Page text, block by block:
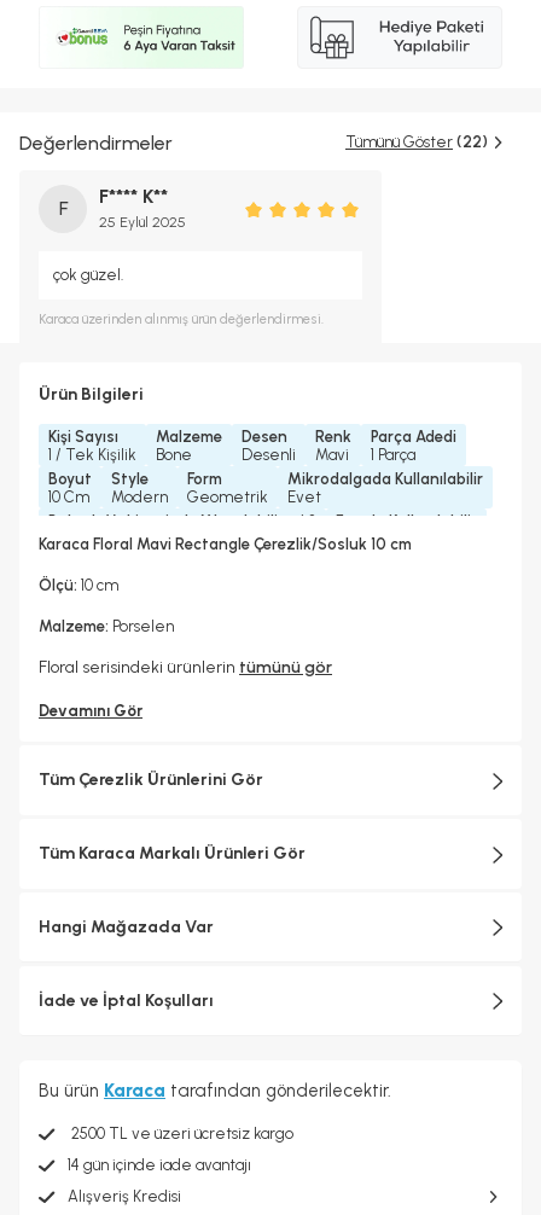
Değerlendirmeler Tümünü Göster (22)
F
F**** K**
25 Eylül 2025
çok güzel.
Karaca üzerinden alınmış ürün değerlendirmesi.
Ürün Bilgileri
Kişi Sayısı
1 / Tek Kişilik
Malzeme
Bone
Desen
Desenli
Renk
Mavi
Parça Adedi
1 Parça
Boyut
10 Cm
Style
Modern
Form
Geometrik
Mikrodalgada Kullanılabilir
Evet
Bulaşık Makinesinde Yıkanılabilir mi ?
Bulaşık Makinesinde Yıkanılabilir
Fırında Kullanılabilir
Hayır
Floral Koleksiyonu
Karaca Floral Mavi Rectangle Çerezlik/Sosluk 10 cm
Ölçü: 10 cm
Malzeme: Porselen
Floral serisindeki ürünlerin tümünü gör
Devamını Gör
Tüm Çerezlik Ürünlerini Gör
Tüm Karaca Markalı Ürünleri Gör
Hangi Mağazada Var
İade ve İptal Koşulları
Bu ürün Karaca tarafından gönderilecektir.
2500 TL ve üzeri ücretsiz kargo
14 gün içinde iade avantajı
Alışveriş Kredisi